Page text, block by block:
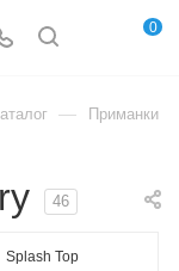
0
— Приманки
46
Splash Top